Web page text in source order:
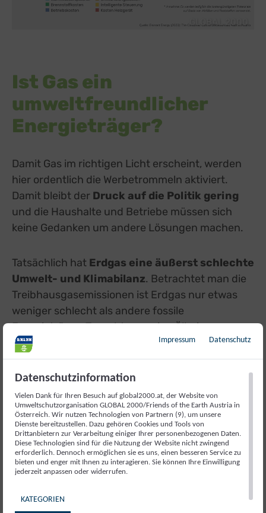
Ist Gas ein
umweltfreundlicher
Energieträger?
Damit Gas im richtigen Licht erscheint, werden
hier ordentlich die Werbetrommeln aktiviert.
Damit bleibt der Druck auf die Politik gering
und die Haushalte und Betriebe müssen sich
keine Gedanken um andere Lösungen machen.
Tatsächlich hat Erdgas eine äußerst schlechte
Umwelt- und Klimabilanz. Betrachtet man die
Treibhausgasemissionen ist Erdgas nur etwas
weniger schlecht als andere fossile
Energieträger. Tauscht man eine Ölheizung
gegen eine Gasheizung, dann bleiben
75-80%
der Treibhausgasemissionen bestehen. Es
handelt sich bei Erdgas also bei weitem um
keinen umweltfreundlichen Energieträger.
Ist Gas eine
Brückentechnologie?
weniger klimaschädliche Erdgas ersetzt werden.
Impressum Datenschutz
Datenschutzinformation
Vielen Dank für Ihren Besuch auf global2000.at, der Website von
Umweltschutzorganisation GLOBAL 2000/Friends of the Earth Austria in
Österreich. Wir nutzen Technologien von Partnern (9), um unsere
Dienste bereitzustellen. Dazu gehören Cookies und Tools von
Drittanbietern zur Verarbeitung einiger Ihrer personenbezogenen Daten.
Diese Technologien sind für die Nutzung der Website nicht zwingend
erforderlich. Dennoch ermöglichen sie es uns, einen besseren Service zu
bieten und enger mit Ihnen zu interagieren. Sie können Ihre Einwilligung
jederzeit anpassen oder widerrufen.
KATEGORIEN